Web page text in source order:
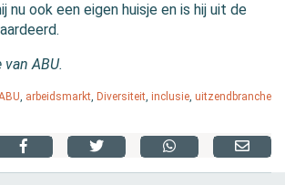
nu ook een eigen huisje en is hij uit de
ABU.
, arbeidsmarkt, Diversiteit,inclusie,uitzendbranche